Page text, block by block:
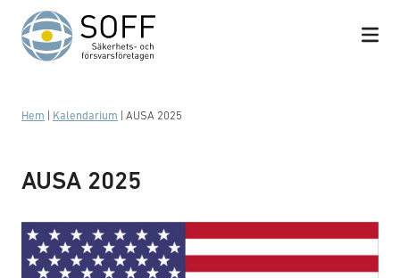
Hoppa till innehåll
Hem Kalendarium AUSA 2025
AUSA 2025
Flagga, USA